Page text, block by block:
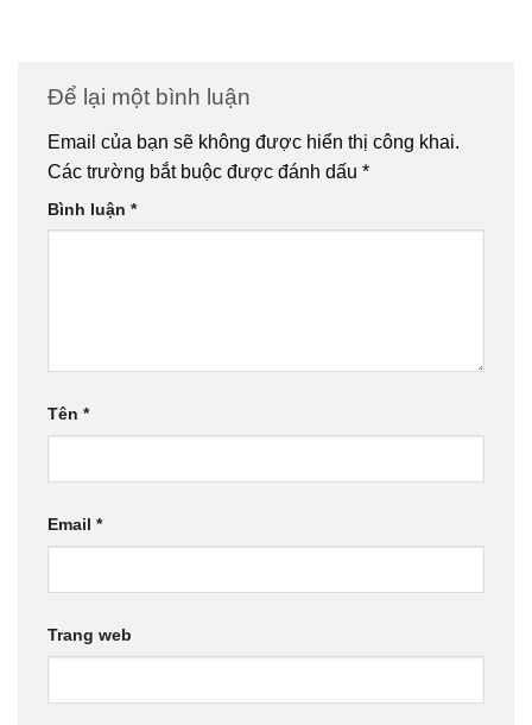
Để lại một bình luận
Email của bạn sẽ không được hiển thị công khai.
Các trường bắt buộc được đánh dấu *
Bình luận *
Tên *
Email *
Trang web